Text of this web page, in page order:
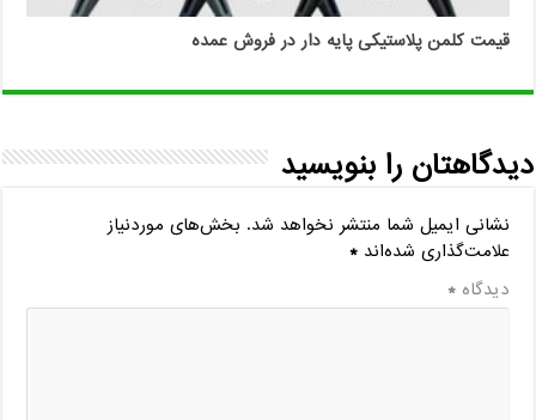
قیمت کلمن پلاستیکی پایه دار در فروش عمده
دیدگاهتان را بنویسید
نشانی ایمیل شما منتشر نخواهد شد. بخش‌های موردنیاز
علامت‌گذاری شده‌اند*
دیدگاه*